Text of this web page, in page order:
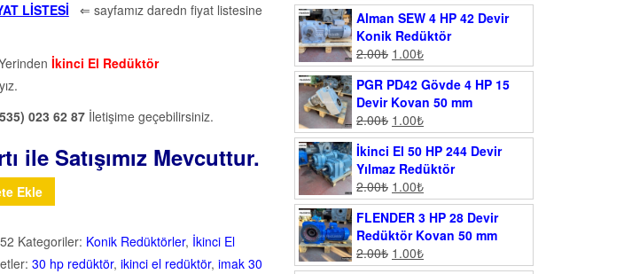
LİSTESİ ⇐ sayfamız daredn fiyat listesine
İkinci El Redüktör
023 62 87 İletişime geçebilirsiniz.
ile Satışımız Mevcuttur.
Ekle
Kategoriler: Konik Redüktörler, İkinci El
30 hp redüktör, ikinci el redüktör, imak 30
Alman SEW 4 HP 42 Devir
Konik Redüktör
2.00₺ 1.00₺
PGR PD42 Gövde 4 HP 15
Devir Kovan 50 mm
2.00₺ 1.00₺
İkinci El 50 HP 244 Devir
Yılmaz Redüktör
2.00₺ 1.00₺
FLENDER 3 HP 28 Devir
Redüktör Kovan 50 mm
2.00₺ 1.00₺